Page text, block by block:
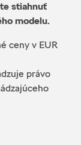
stiahnuť
modelu.
ceny v EUR
právo